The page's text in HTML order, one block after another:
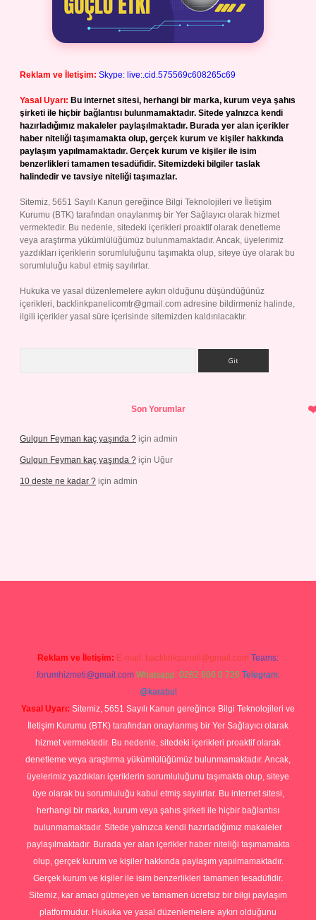
Reklam ve İletişim: Skype: live:.cid.575569c608265c69
Yasal Uyarı: Bu internet sitesi, herhangi bir marka, kurum veya şahıs
şirketi ile hiçbir bağlantısı bulunmamaktadır. Sitede yalnızca kendi
hazırladığımız makaleler paylaşılmaktadır. Burada yer alan içerikler
haber niteliği taşımamakta olup, gerçek kurum ve kişiler hakkında
paylaşım yapılmamaktadır. Gerçek kurum ve kişiler ile isim
benzerlikleri tamamen tesadüfidir. Sitemizdeki bilgiler taslak
halindedir ve tavsiye niteliği taşımazlar.
Sitemiz, 5651 Sayılı Kanun gereğince Bilgi Teknolojileri ve İletişim
Kurumu (BTK) tarafından onaylanmış bir Yer Sağlayıcı olarak hizmet
vermektedir. Bu nedenle, sitedeki içerikleri proaktif olarak denetleme
veya araştırma yükümlülüğümüz bulunmamaktadır. Ancak, üyelerimiz
yazdıkları içeriklerin sorumluluğunu taşımakta olup, siteye üye olarak bu
sorumluluğu kabul etmiş sayılırlar.
Hukuka ve yasal düzenlemelere aykırı olduğunu düşündüğünüz
içerikleri, backlinkpanelicomtr@gmail.com adresine bildirmeniz halinde,
ilgili içerikler yasal süre içerisinde sitemizden kaldırılacaktır.
Son Yorumlar
Gulgun Feyman kaç yaşında ? için admin
Gulgun Feyman kaç yaşında ? için Uğur
10 deste ne kadar ? için admin
Reklam ve İletişim: E-mail: backlinkpaneli@gmail.com Teams:
forumhizmeti@gmail.com Whatsapp: 0262 606 0 726 Telegram:
@karabul
Yasal Uyarı: Sitemiz, 5651 Sayılı Kanun gereğince Bilgi Teknolojileri ve
İletişim Kurumu (BTK) tarafından onaylanmış bir Yer Sağlayıcı olarak
hizmet vermektedir. Bu nedenle, sitedeki içerikleri proaktif olarak
denetleme veya araştırma yükümlülüğümüz bulunmamaktadır. Ancak,
üyelerimiz yazdıkları içeriklerin sorumluluğunu taşımakta olup, siteye
üye olarak bu sorumluluğu kabul etmiş sayılırlar. Bu internet sitesi,
herhangi bir marka, kurum veya şahıs şirketi ile hiçbir bağlantısı
bulunmamaktadır. Sitede yalnızca kendi hazırladığımız makaleler
paylaşılmaktadır. Burada yer alan içerikler haber niteliği taşımamakta
olup, gerçek kurum ve kişiler hakkında paylaşım yapılmamaktadır.
Gerçek kurum ve kişiler ile isim benzerlikleri tamamen tesadüfidir.
Sitemiz, kar amacı gütmeyen ve tamamen ücretsiz bir bilgi paylaşım
platformudur. Hukuka ve yasal düzenlemelere aykırı olduğunu